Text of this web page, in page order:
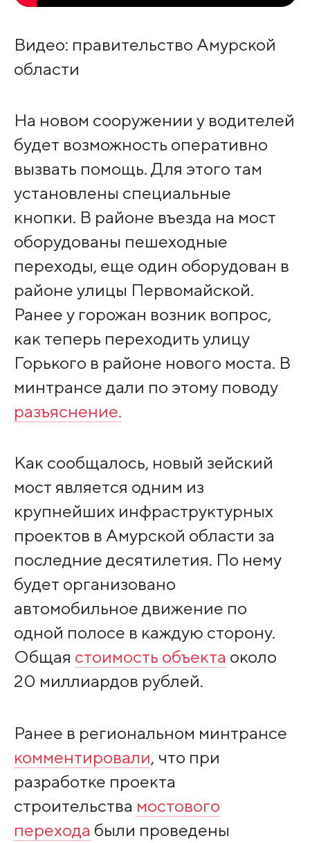
Видео: правительство Амурской
области
На новом сооружении у водителей
будет возможность оперативно
вызвать помощь. Для этого там
установлены специальные
кнопки. В районе въезда на мост
оборудованы пешеходные
переходы, еще один оборудован в
районе улицы Первомайской.
Ранее у горожан возник вопрос,
как теперь переходить улицу
Горького в районе нового моста. В
минтрансе дали по этому поводу
разъяснение.
Как сообщалось, новый зейский
мост является одним из
крупнейших инфраструктурных
проектов в Амурской области за
последние десятилетия. По нему
будет организовано
автомобильное движение по
одной полосе в каждую сторону.
Общая стоимость объекта около
20 миллиардов рублей.
Ранее в региональном минтрансе
комментировали, что при
разработке проекта
строительства мостового
перехода были проведены